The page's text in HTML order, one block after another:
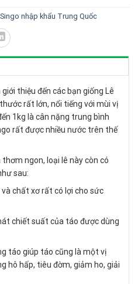
nhập khẩu Trung Quốc
thiệu đến các bạn giống Lê
rất lớn, nổi tiếng với mùi vị
1kg là cân nặng trung bình
rất được nhiều nước trên thế
ngon, loại lê này còn có
sau:
chất xơ rất có lợi cho sức
chiết suất của táo được dùng
táo giúp táo cũng là một vị
hô hấp, tiêu đờm, giảm ho, giải